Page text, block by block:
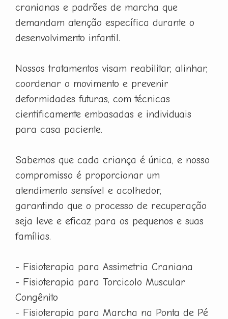
cranianas e padrões de marcha que
demandam atenção específica durante o
desenvolvimento infantil.
Nossos tratamentos visam reabilitar, alinhar,
coordenar o movimento e prevenir
deformidades futuras, com técnicas
cientificamente embasadas e individuais
para casa paciente.
Sabemos que cada criança é única, e nosso
compromisso é proporcionar um
atendimento sensível e acolhedor,
garantindo que o processo de recuperação
seja leve e eficaz para os pequenos e suas
famílias.
- Fisioterapia para Assimetria Craniana
- Fisioterapia para Torcicolo Muscular
Congênito
- Fisioterapia para Marcha na Ponta de Pé